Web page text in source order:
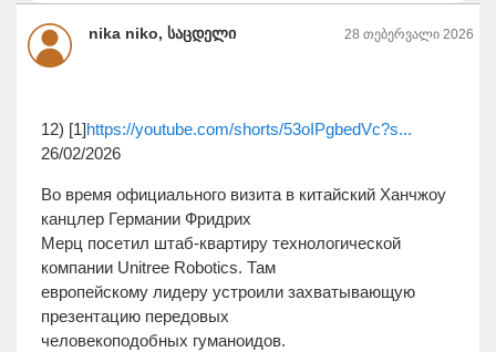
nika niko, საცდელი 28 თებერვალი 2026
12) [1]https://youtube.com/shorts/53oIPgbedVc?s...
26/02/2026
Во время официального визита в китайский Ханчжоу
канцлер Германии Фридрих
Мерц посетил штаб-квартиру технологической
компании Unitree Robotics. Там
европейскому лидеру устроили захватывающую
презентацию передовых
человекоподобных гуманоидов.